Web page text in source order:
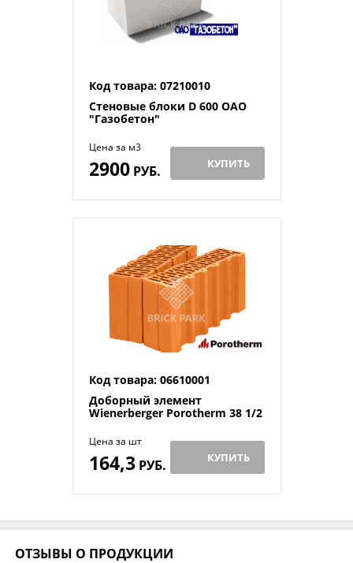
Код товара: 07210010
Стеновые блоки D 600 ОАО
"Газобетон"
Цена за м3
2900РУБ. КУПИТЬ
Код товара: 06610001
Доборный элемент
Wienerberger Porotherm 38 1/2
Цена за шт
164,3РУБ. КУПИТЬ
ОТЗЫВЫ О ПРОДУКЦИИ